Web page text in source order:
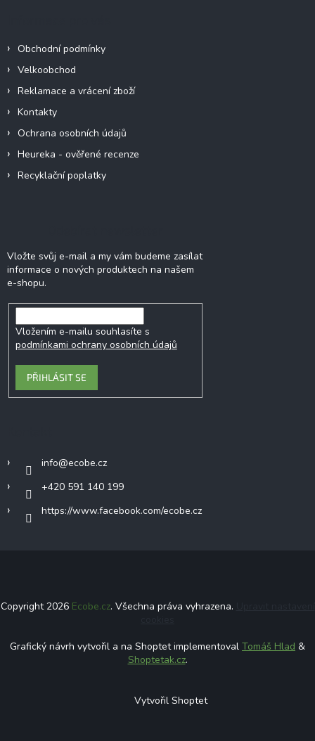
Obchodní podmínky
Velkoobchod
Reklamace a vrácení zboží
Kontakty
Ochrana osobních údajů
Heureka - ověřené recenze
Recyklační poplatky
Vložte svůj e-mail a my vám budeme zasílat
informace o nových produktech na našem
e-shopu.
Vložením e-mailu souhlasíte s
podmínkami ochrany osobních údajů
PŘIHLÁSIT SE
info@ecobe.cz
+420 591 140 199
https://www.facebook.com/ecobe.cz
Copyright 2026 Ecobe.cz. Všechna práva vyhrazena.
Grafický návrh vytvořil a na Shoptet implementoval Tomáš Hlad &
Shoptetak.cz.
Vytvořil Shoptet